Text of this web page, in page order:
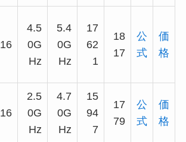
16
4.5
0G
Hz
5.4
0G
Hz
17
62
1
18
17
公
式
価
格
16
2.5
0G
Hz
4.7
0G
Hz
15
94
7
17
79
公
式
価
格